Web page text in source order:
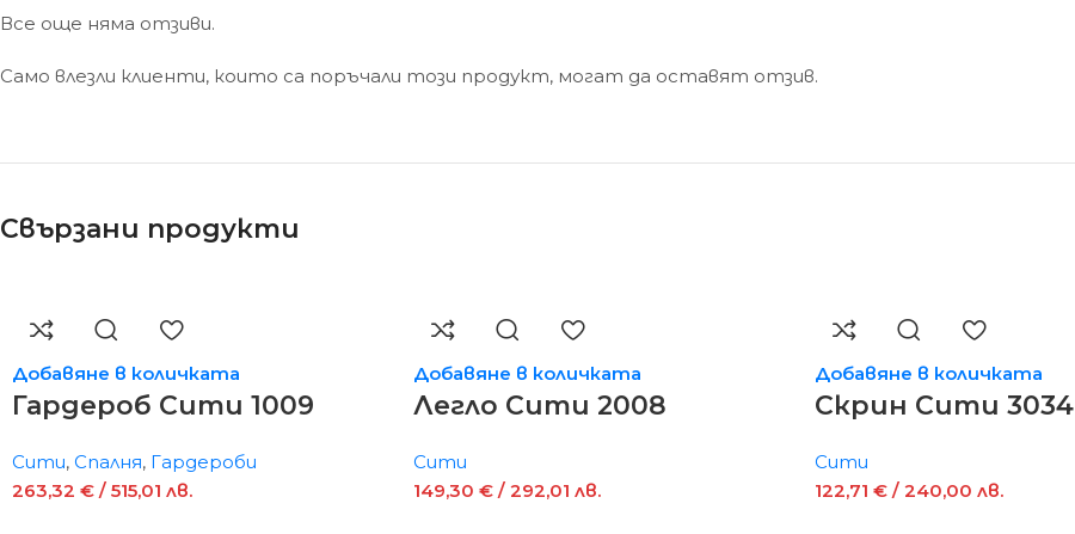
Все още няма отзиви.
Само влезли клиенти, които са поръчали този продукт, могат да оставят отзив.
Свързани продукти
Добавяне в количката
Гардероб Сити 1009
Сити, Спалня, Гардероби
263,32 € / 515,01 лв.
Добавяне в количката
Легло Сити 2008
Сити
149,30 € / 292,01 лв.
Добавяне в количката
Скрин Сити 3034
Сити
122,71 € / 240,00 лв.